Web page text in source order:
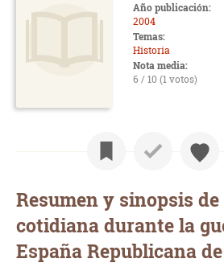
Año publicación:
2004
Temas:
Historia
Nota media:
6 / 10 (1 votos)
Resumen y sinopsis
cotidiana durante la
España Republicana